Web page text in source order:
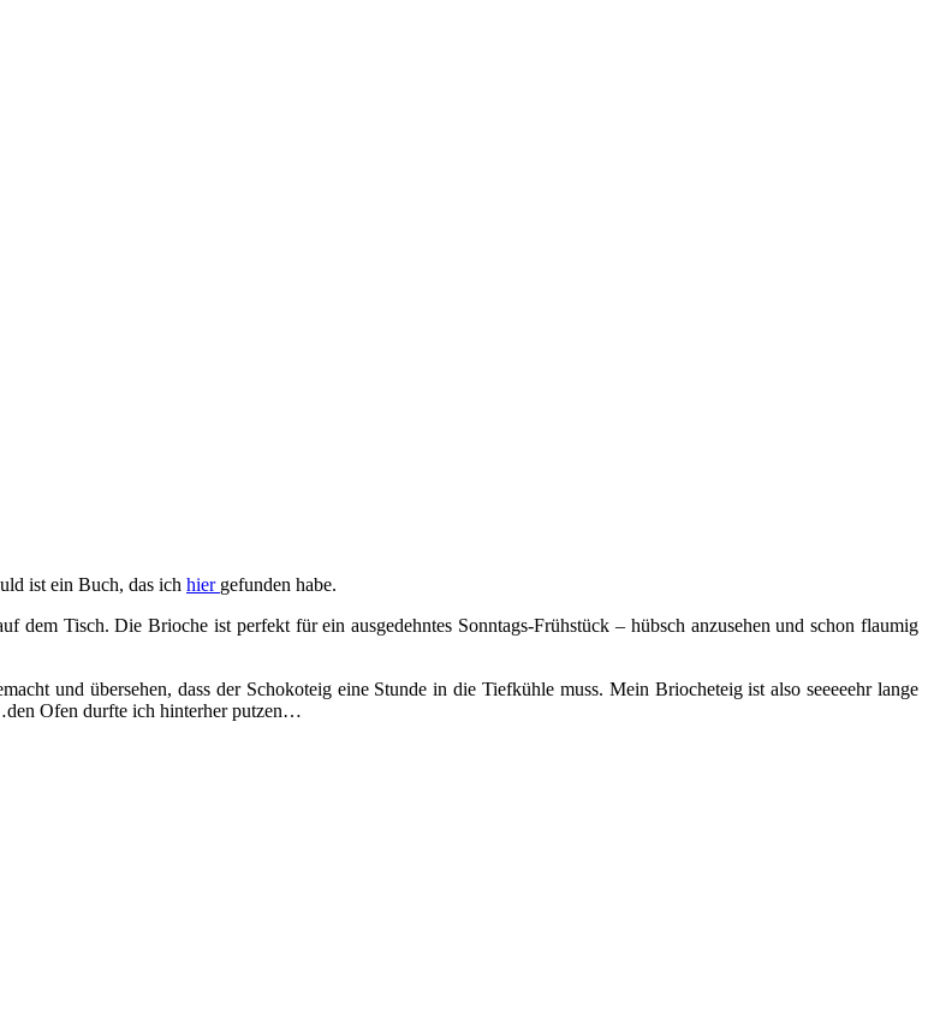
ist ein Buch, das ich hier gefunden habe.
dem Tisch. Die Brioche ist perfekt für ein ausgedehntes Sonntags-Frühstück – hübsch anzusehen und schon flaumig
und übersehen, dass der Schokoteig eine Stunde in die Tiefkühle muss. Mein Briocheteig ist also seeeeehr lange
Ofen durfte ich hinterher putzen…